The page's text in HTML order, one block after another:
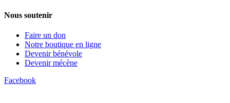
Nous soutenir
Faire un don
Notre boutique en ligne
Devenir bénévole
Devenir mécène
Facebook